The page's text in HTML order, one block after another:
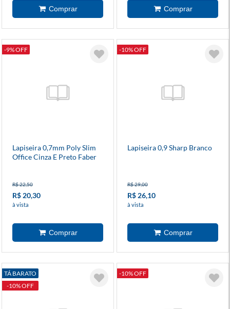
-9% OFF
Lapiseira 0,7mm Poly Slim
Office Cinza E Preto Faber
R$ 22,50
R$ 20,30
à vista
-10% OFF
Lapiseira 0,9 Sharp Branco
R$ 29,00
R$ 26,10
à vista
TÁ BARATO
-10% OFF
-10% OFF